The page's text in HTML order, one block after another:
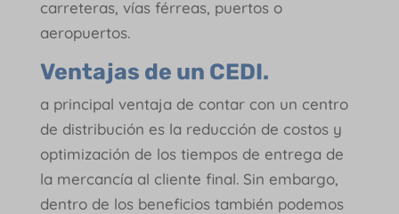
carreteras, vías férreas, puertos o
aeropuertos.
Ventajas de un CEDI.
a principal ventaja de contar con un centro
de distribución es la reducción de costos y
optimización de los tiempos de entrega de
la mercancía al cliente final. Sin embargo,
dentro de los beneficios también podemos